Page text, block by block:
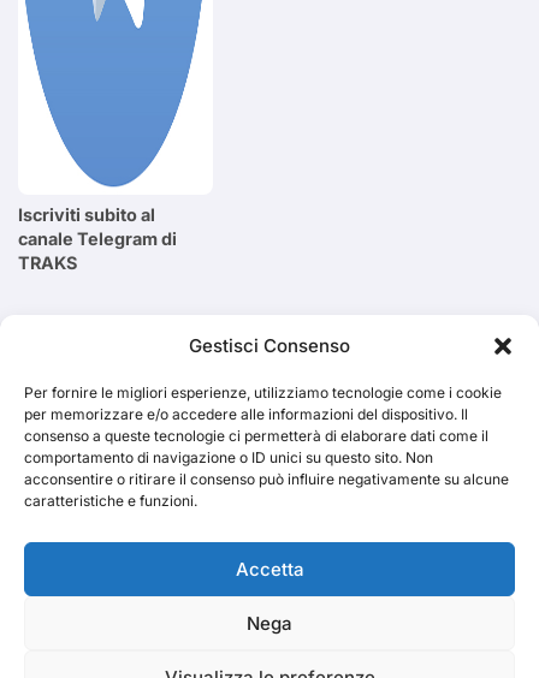
Gestisci Consenso
Per fornire le migliori esperienze, utilizziamo tecnologie come i cookie
per memorizzare e/o accedere alle informazioni del dispositivo. Il
consenso a queste tecnologie ci permetterà di elaborare dati come il
comportamento di navigazione o ID unici su questo sito. Non
acconsentire o ritirare il consenso può influire negativamente su alcune
caratteristiche e funzioni.
Accetta
Nega
Iscriviti subito al
canale Telegram di
TRAKS
Cerca
TRAKS
Dal 2014 musica indipendente ed emergente